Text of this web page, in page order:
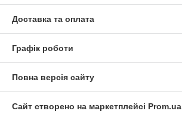
Доставка та оплата
Графік роботи
Повна версія сайту
Сайт створено на маркетплейсі Prom.ua